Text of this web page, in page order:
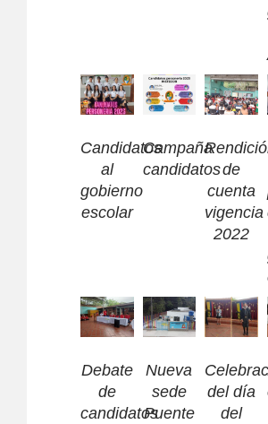
Candidatos
al
gobierno
escolar
Campaña
candidatosde
cuenta
vigencia
2022
Debate
de
candidatos
Nueva
sede
Puente
del día
del